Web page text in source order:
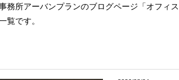
務所アーバンプランのブログページ「オフィ
覧です。